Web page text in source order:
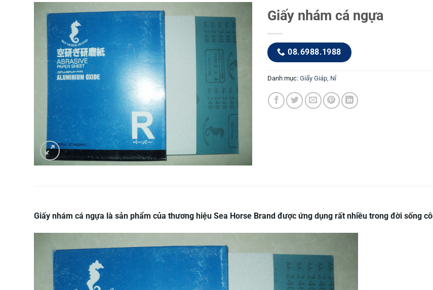
Giấy nhám cá ngựa
08.6988.1988
Danh mục: Giấy Giáp, Nỉ
Giấy nhám cá ngựa là sản phẩm của thương hiệu Sea Horse Brand được ứng dụng rất nhiều trong đời sống